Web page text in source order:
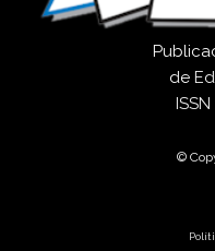
de
ISSN
©